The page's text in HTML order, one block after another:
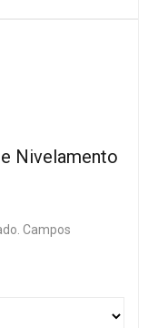
Nivelamento
Campos